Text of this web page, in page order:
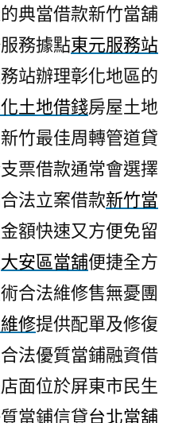
典當借款新竹當舖
務據點東元服務站
站辦理彰化地區的
土地借錢房屋土地
竹最佳周轉管道貸
票借款通常會選擇
法立案借款新竹當
額快速又方便免留
大安區當舖便捷全方
合法維修售無憂團
修提供配單及修復
法優質當鋪融資借
面位於屏東市民生
當鋪信貸台北當舖